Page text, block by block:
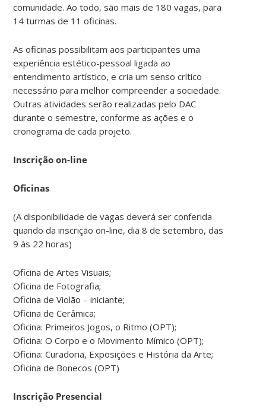
comunidade. Ao todo, são mais de 180 vagas, para
14 turmas de 11 oficinas.
As oficinas possibilitam aos participantes uma
experiência estético-pessoal ligada ao
entendimento artístico, e cria um senso crítico
necessário para melhor compreender a sociedade.
Outras atividades serão realizadas pelo DAC
durante o semestre, conforme as ações e o
cronograma de cada projeto.
Inscrição on-line
Oficinas
(A disponibilidade de vagas deverá ser conferida
quando da inscrição on-line, dia 8 de setembro, das
9 às 22 horas)
Oficina de Artes Visuais;
Oficina de Fotografia;
Oficina de Violão – iniciante;
Oficina de Cerâmica;
Oficina: Primeiros Jogos, o Ritmo (OPT);
Oficina: O Corpo e o Movimento Mímico (OPT);
Oficina: Curadoria, Exposições e História da Arte;
Oficina de Bonecos (OPT)
Inscrição Presencial